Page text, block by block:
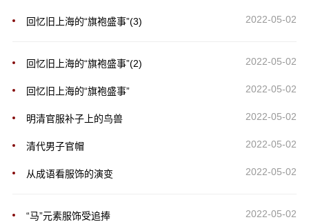
回忆旧上海的“旗袍盛事”(3) 2022-05-02
回忆旧上海的“旗袍盛事”(2) 2022-05-02
回忆旧上海的“旗袍盛事” 2022-05-02
明清官服补子上的鸟兽 2022-05-02
清代男子官帽 2022-05-02
从成语看服饰的演变 2022-05-02
“马”元素服饰受追捧 2022-05-02